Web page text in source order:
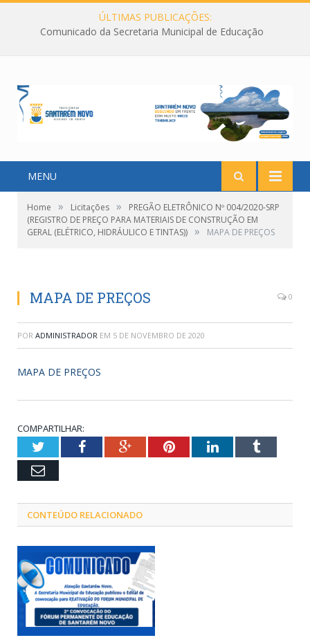
ÚLTIMAS PUBLICAÇÕES:
Comunicado da Secretaria Municipal de Educação
MENU
Home » Licitações »
PREGÃO ELETRÔNICO Nº 004/2020-SRP
(REGISTRO DE PREÇO PARA MATERIAIS DE CONSTRUÇÃO EM
GERAL (ELÉTRICO, HIDRÁULICO E TINTAS)) » MAPA DE PREÇOS
MAPA DE PREÇOS 0
POR ADMINISTRADOR EM 5 DE NOVEMBRO DE 2020
MAPA DE PREÇOS
COMPARTILHAR:
TwitterFacebookGoogle+PinterestLinkedInTumblr
Email
CONTEÚDO RELACIONADO